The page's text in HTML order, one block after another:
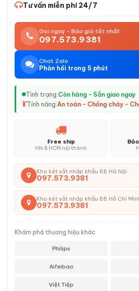
Tư vấn miễn phí 24/7
Gọi ngay - Báo giá tốt nhất
097.573.9381
Chat Zalo
Phản hồi trong 5 phút
Tình trạng:Còn hàng - Sẵn giao ngay
Tính năng:An toàn - Chống cháy -
Free ship
HN & HCM nội thành
Kho két sắt nhập khẩu 88 Hà Nội
097.573.9381
Kho két sắt nhập khẩu 88 Hồ Chí
097.573.9381
Khám phá thương hiệu khác
Philips
Aifeibao
Việt Tiệp